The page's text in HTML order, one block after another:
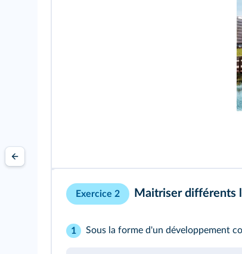
Exercice 2 Maitriser différents
1 Sous la forme d'un développement